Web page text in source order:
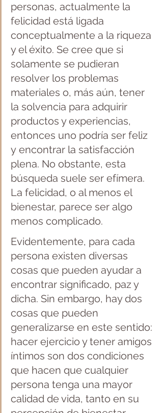
personas, actualmente la
felicidad está ligada
conceptualmente a la riqueza
y el éxito. Se cree que si
solamente se pudieran
resolver los problemas
materiales o, más aún, tener
la solvencia para adquirir
productos y experiencias,
entonces uno podría ser feliz
y encontrar la satisfacción
plena. No obstante, esta
búsqueda suele ser efímera.
La felicidad, o al menos el
bienestar, parece ser algo
menos complicado.
Evidentemente, para cada
persona existen diversas
cosas que pueden ayudar a
encontrar significado, paz y
dicha. Sin embargo, hay dos
cosas que pueden
generalizarse en este sentido:
hacer ejercicio y tener amigos
íntimos son dos condiciones
que hacen que cualquier
persona tenga una mayor
calidad de vida, tanto en su